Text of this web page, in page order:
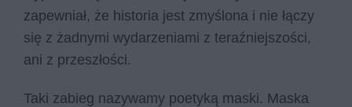
zapewniał, że historia jest zmyślona i nie łączy
się z żadnymi wydarzeniami z teraźniejszości,
ani z przeszłości.
Taki zabieg nazywamy poetyką maski. Maska